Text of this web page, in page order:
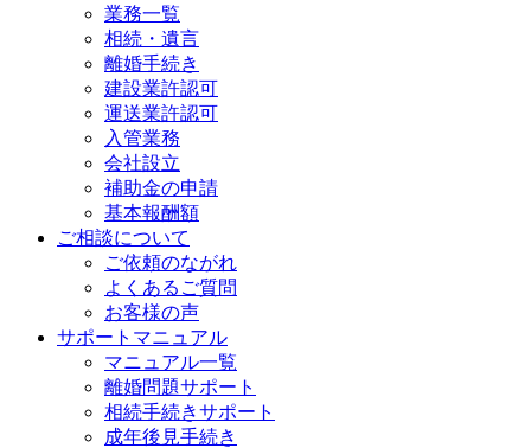
業務一覧
相続・遺言
離婚手続き
建設業許認可
運送業許認可
入管業務
会社設立
補助金の申請
基本報酬額
ご相談について
ご依頼のながれ
よくあるご質問
お客様の声
サポートマニュアル
マニュアル一覧
離婚問題サポート
相続手続きサポート
成年後見手続き